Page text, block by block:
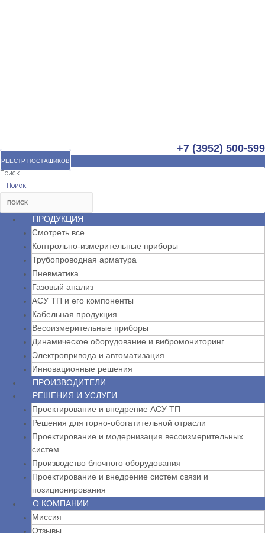
+7 (3952) 500-599
РЕЕСТР ПОСТАЩИКОВ
Поиск
Поиск
ПРОДУКЦИЯ
Смотреть все
Контрольно-измерительные приборы
Трубопроводная арматура
Пневматика
Газовый анализ
АСУ ТП и его компоненты
Кабельная продукция
Весоизмерительные приборы
Динамическое оборудование и вибромониторинг
Электропривода и автоматизация
Инновационные решения
ПРОИЗВОДИТЕЛИ
РЕШЕНИЯ И УСЛУГИ
Проектирование и внедрение АСУ ТП
Решения для горно-обогатительной отрасли
Проектирование и модернизация весоизмерительных
систем
Производство блочного оборудования
Проектирование и внедрение систем связи и
позиционирования
О КОМПАНИИ
Миссия
Отзывы